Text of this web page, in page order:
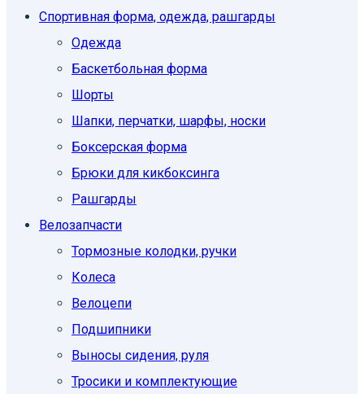
Спортивная форма, одежда, рашгарды
Одежда
Баскетбольная форма
Шорты
Шапки, перчатки, шарфы, носки
Боксерская форма
Брюки для кикбоксинга
Рашгарды
Велозапчасти
Тормозные колодки, ручки
Колеса
Велоцепи
Подшипники
Выносы сидения, руля
Тросики и комплектующие